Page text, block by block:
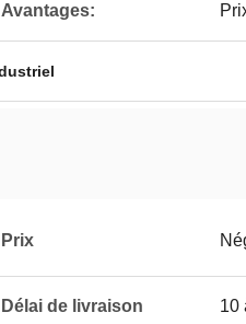
Avantages:
Prix
Délai de livraison 10